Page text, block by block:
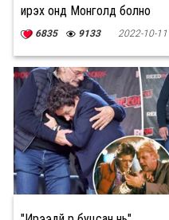
ирэх онд Монголд болно
6835 9133 2022-10-11